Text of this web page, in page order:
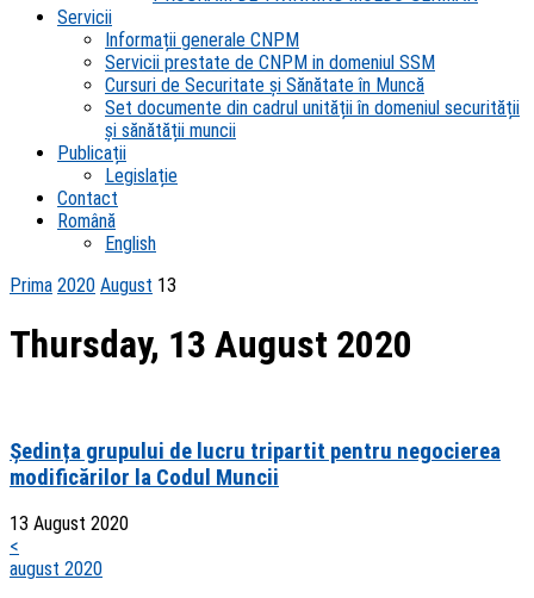
Servicii
Informații generale CNPM
Servicii prestate de CNPM in domeniul SSM
Cursuri de Securitate și Sănătate în Muncă
Set documente din cadrul unității în domeniul securității
și sănătății muncii
Publicații
Legislație
Contact
Română
English
Prima 2020 August 13
Thursday, 13 August 2020
Ședința grupului de lucru tripartit pentru negocierea
modificărilor la Codul Muncii
13 August 2020
<
august 2020